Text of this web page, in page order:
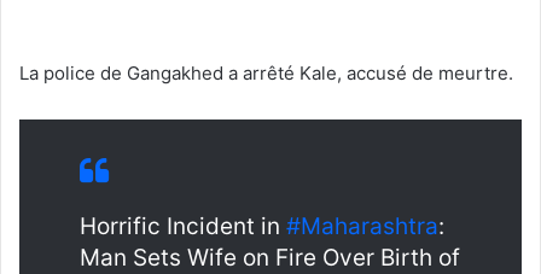
La police de Gangakhed a arrêté Kale, accusé de meurtre.
Horrific Incident in #Maharashtra:
Man Sets Wife on Fire Over Birth of